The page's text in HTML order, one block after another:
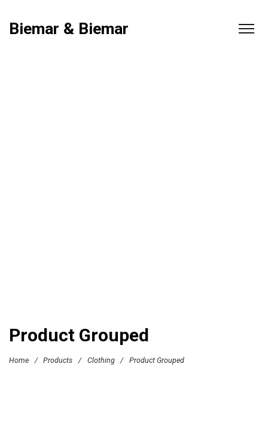
Biemar & Biemar
Product Grouped
Home / Products / Clothing / Product Grouped